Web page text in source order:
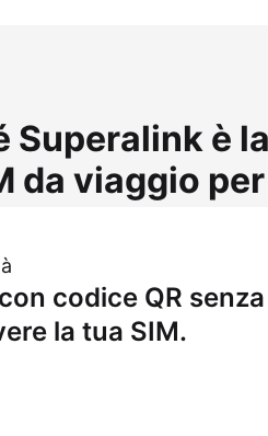
Superalink è
da viaggio
codice QR senza
la tua SIM.